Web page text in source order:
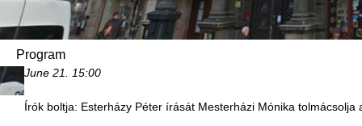
Program
June 21. 15:00
Írók boltja: Esterházy Péter írását Mesterházi Mónika